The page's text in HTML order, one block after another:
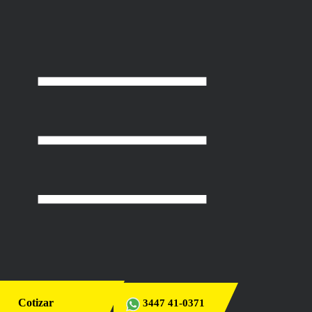
Cotizar 3447 41-0371